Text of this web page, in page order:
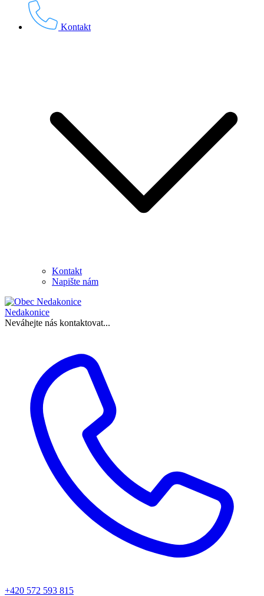
Kontakt
Kontakt
Napište nám
Nedakonice
Neváhejte nás kontaktovat...
+420 572 593 815